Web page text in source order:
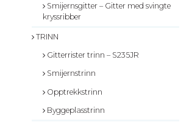
Fastgørelse - Trinn
Se alle
Smijernsgitter – Gitter med svingte
kryssribber
TRINN
Gitterrister trinn – S235JR
Smijernstrinn
Opptrekkstrinn
Byggeplasstrinn